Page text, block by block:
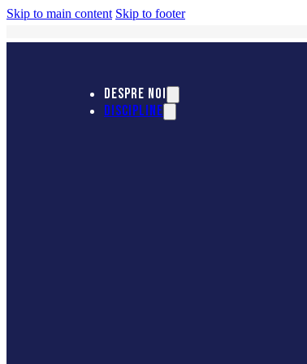
Skip to main content Skip to footer
DESPRE NOI
DISCIPLINE